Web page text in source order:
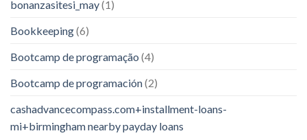
bonanzasitesi_may(1)
Bookkeeping(6)
Bootcamp de programação (4)
Bootcamp de programación(2)
cashadvancecompass.com+installment-loans-
mi+birmingham nearby payday loans